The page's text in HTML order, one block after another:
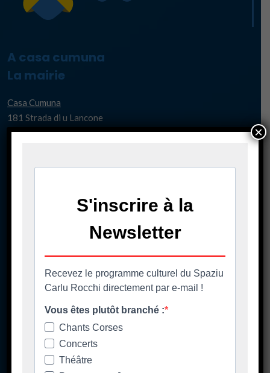
A casa cumuna
La mairie
Casa Cumuna
181 Strada di u Lancone
Piazza di l'Albore
casacumuna@biguglia.corsica
Tenite vi à capu - Restez au courant
Ore di apertura
Les horaires d'ouverture
×